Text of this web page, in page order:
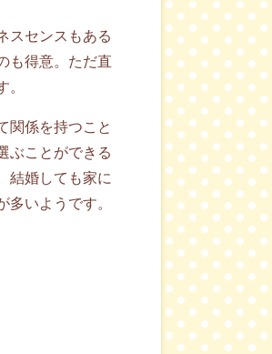
スセンスもある
も得意。ただ直
。
関係を持つこと
ぶことができる
結婚しても家に
いようです。